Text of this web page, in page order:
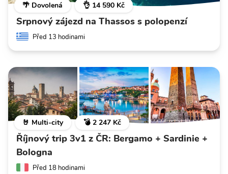
🌴 Dovolená 👌 14 590 Kč
Srpnový zájezd na Thassos s polopenzí
Před 13 hodinami
🤘 Multi-city 💣 2 247 Kč
Říjnový trip 3v1 z ČR: Bergamo + Sardinie +
Bologna
Před 18 hodinami